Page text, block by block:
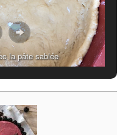
la pâte sablée